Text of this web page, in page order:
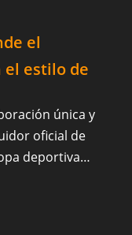
el
estilo de
única y
oficial de
deportiva
innovadoras con
en los